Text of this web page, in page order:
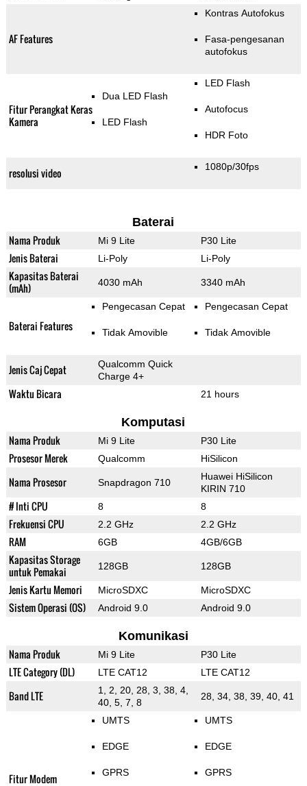
AF Features
Kontras Autofokus
Fasa-pengesanan
autofokus
Fitur Perangkat Keras
Kamera
Dua LED Flash
LED Flash
LED Flash
Autofocus
HDR Foto
resolusi video 1080p/30fps
Baterai
Nama Produk Mi 9 Lite P30 Lite
Jenis Baterai Li-Poly Li-Poly
Kapasitas Baterai
(mAh)
4030 mAh 3340 mAh
Baterai Features
Pengecasan Cepat
Tidak Amovible
Pengecasan Cepat
Tidak Amovible
Jenis Caj Cepat
Qualcomm Quick
Charge 4+
Waktu Bicara 21 hours
Komputasi
Nama Produk Mi 9 Lite P30 Lite
Prosesor Merek Qualcomm HiSilicon
Nama Prosesor Snapdragon 710
Huawei HiSilicon
KIRIN 710
# Inti CPU 8 8
Frekuensi CPU 2.2 GHz 2.2 GHz
RAM 6GB 4GB/6GB
Kapasitas Storage
untuk Pemakai
128GB 128GB
Jenis Kartu Memori MicroSDXC MicroSDXC
Sistem Operasi (OS) Android 9.0 Android 9.0
Komunikasi
Nama Produk Mi 9 Lite P30 Lite
LTE Category (DL) LTE CAT12 LTE CAT12
Band LTE
1, 2, 20, 28, 3, 38, 4,
40, 5, 7, 8
28, 34, 38, 39, 40, 41
Fitur Modem
UMTS
EDGE
GPRS
UMTS
EDGE
GPRS